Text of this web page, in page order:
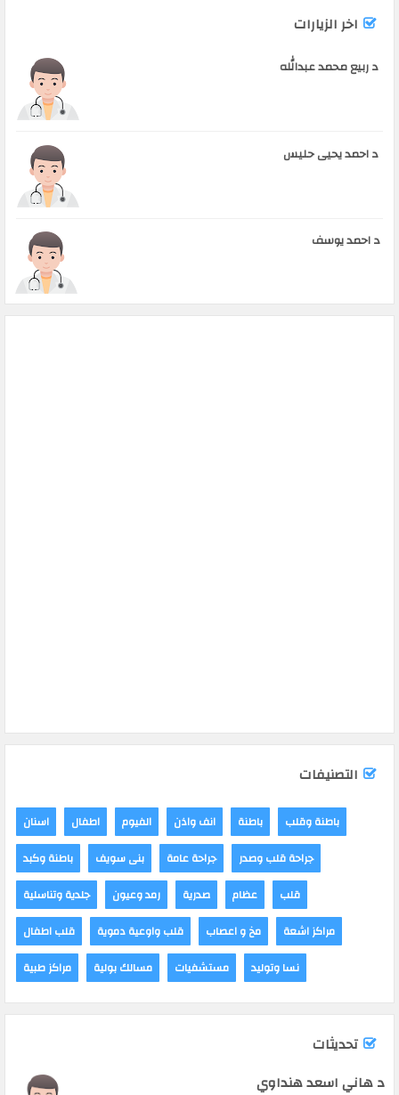
اخر الزيارات
د ربيع محمد عبدالله
د احمد يحيى حليس
د احمد يوسف
التصنيفات
اسنان اطفال الفيوم انف واذن باطنة
باطنة وقلب
باطنة وكبد
بنى سويف جراحة عامة
جراحة قلب وصدر
جلدية وتناسلية
رمد وعيون صدرية عظام
قلب
قلب اطفال
قلب واوعية دموية مخ و اعصاب
مراكز اشعة
مراكز طبية
مسالك بولية مستشفيات نسا وتوليد
تحديثات
د هاني اسعد هنداوي